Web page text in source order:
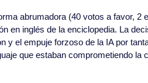
abrumadora (40 votos a favor, 2
en inglés de la enciclopedia. La
y el empuje forzoso de la IA por
que estaban comprometiendo la